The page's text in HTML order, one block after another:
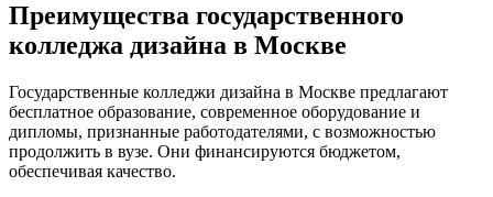
Преимущества государственного
колледжа дизайна в Москве
Государственные колледжи дизайна в Москве предлагают
бесплатное образование, современное оборудование и
дипломы, признанные работодателями, с возможностью
продолжить в вузе. Они финансируются бюджетом,
обеспечивая качество.